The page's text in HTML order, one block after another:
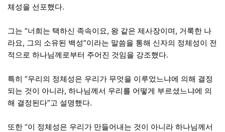
체성을 선포했다.
그는 “너희는 택하신 족속이요, 왕 같은 제사장이며, 거룩한 나
라요, 그의 소유된 백성”이라는 말씀을 통해 신자의 정체성이 전
적으로 하나님께로부터 주어진 것임을 강조했다.
특히 “우리의 정체성은 우리가 무엇을 이루었느냐에 의해 결정
되는 것이 아니라, 하나님께서 우리를 어떻게 부르셨느냐에 의
해 결정된다”고 설명했다.
또한 “이 정체성은 우리가 만들어내는 것이 아니라 하나님께서